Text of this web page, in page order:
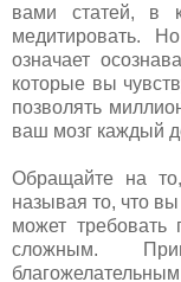
вами статей, в
медитировать.
означает
которые вы
позволять
ваш мозг каждый
Обращайте на
называя то, что
может требовать
сложным.